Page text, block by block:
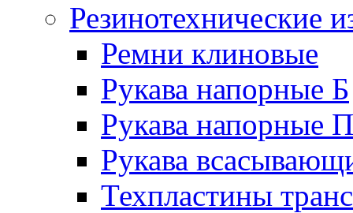
Резинотехнические
Ремни клиновые
Рукава напорные Б
Рукава напорные П
Рукава
Техпластины